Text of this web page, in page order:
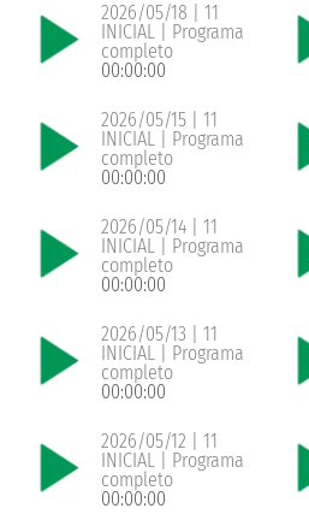
2026/05/18 | 11
INICIAL | Programa
completo
00:00:00
2026/05/15 | 11
INICIAL | Programa
completo
00:00:00
2026/05/14 | 11
INICIAL | Programa
completo
00:00:00
2026/05/13 | 11
INICIAL | Programa
completo
00:00:00
2026/05/12 | 11
INICIAL | Programa
completo
00:00:00